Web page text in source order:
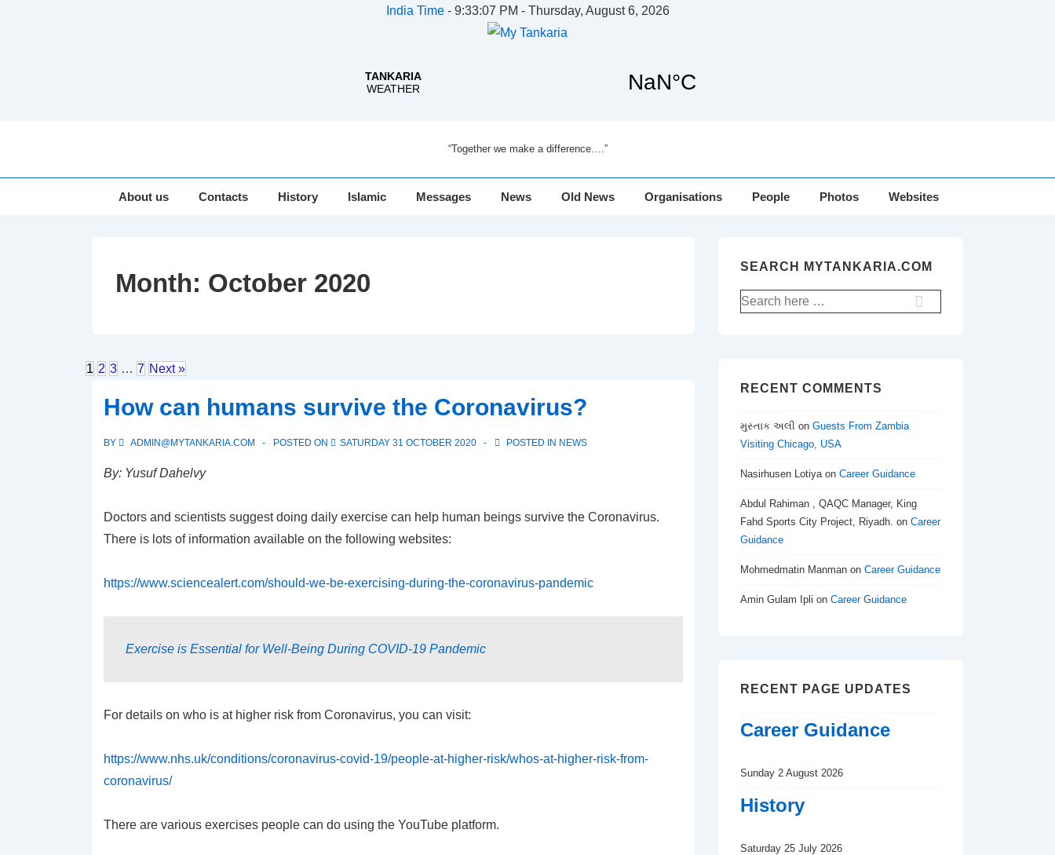
India Time- 9:33:07 PM - Thursday, August 6, 2026
to
“Together we make a difference….”
About us Contacts History Islamic Messages News Old News Organisations People Photos Websites
Month: October 2020
1 2 3 … 7 Next »
How can humans survive the Coronavirus?
BY ADMIN@MYTANKARIA.COM POSTED ON SATURDAY 31 OCTOBER 2020 POSTED IN NEWS
By: Yusuf Dahelvy
Doctors and scientists suggest doing daily exercise can help human beings survive the Coronavirus.
There is lots of information available on the following websites:
https://www.sciencealert.com/should-we-be-exercising-during-the-coronavirus-pandemic
Exercise is Essential for Well-Being During COVID-19 Pandemic
For details on who is at higher risk from Coronavirus, you can visit:
https://www.nhs.uk/conditions/coronavirus-covid-19/people-at-higher-risk/whos-at-higher-risk-from-
coronavirus/
There are various exercises people can do using the YouTube platform.
SEARCH MYTANKARIA.COM
Search
for:
RECENT COMMENTS
મુસ્તાક અલી on Guests From Zambia
Visiting Chicago, USA
Nasirhusen Lotiyaon Career Guidance
Abdul Rahiman , QAQC Manager, King
Fahd Sports City Project, Riyadh. on Career
Guidance
Mohmedmatin Manman on Career Guidance
Amin Gulam Ipli on Career Guidance
RECENT PAGE UPDATES
Career Guidance
Sunday 2 August 2026
History
Saturday 25 July 2026